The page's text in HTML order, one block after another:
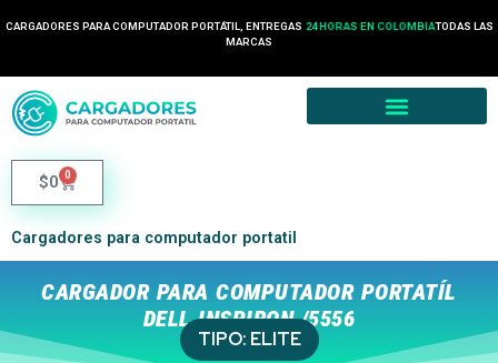
CARGADORES PARA COMPUTADOR PORTÁTIL, ENTREGAS 24 HORAS EN COLOMBIATODAS LAS
MARCAS
$0 0
Cargadores para computador portatil
CARGADOR PARA COMPUTADOR PORTATÍL
DELL INSPIRON /5556
TIPO: ELITE